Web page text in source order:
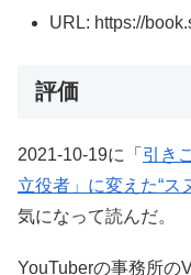
URL: https://
評価
2021-10-19に「 引き
立役者」に変えた“ス
気になって読んだ。
YouTuberの事務所の